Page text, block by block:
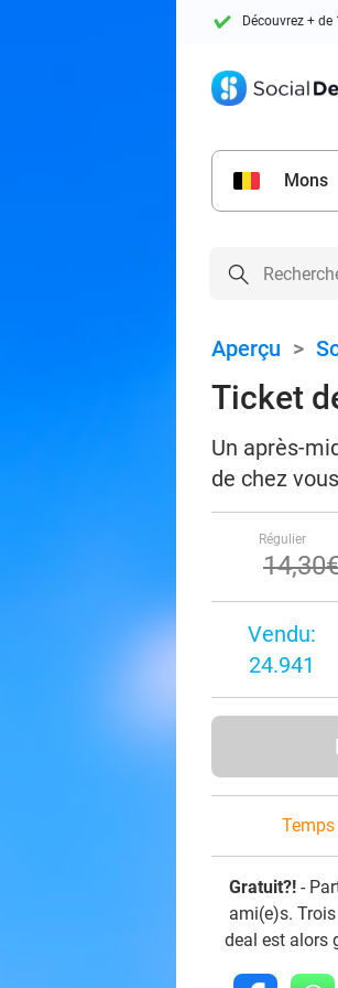
Découvrez +
Mons
Aperçu >
Ticket
Un après-
de chez
Régulier
14,30
Vendu:
24.941
Gratuit?! -
ami(e)s.
deal est alors